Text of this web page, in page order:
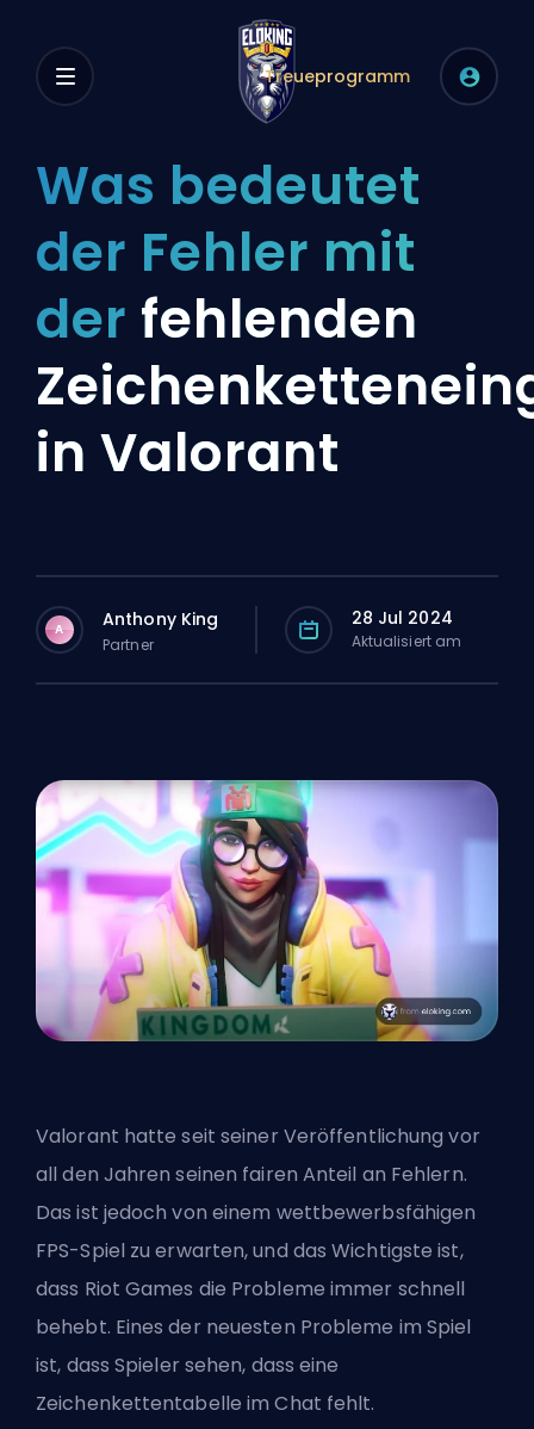
Treueprogramm
Was bedeutet
der Fehler mit
der fehlenden
in Valorant
A Anthony King
Partner
28 Jul 2024
Aktualisiert am
Valorant hatte seit seiner Veröffentlichung vor
all den Jahren seinen fairen Anteil an Fehlern.
Das ist jedoch von einem wettbewerbsfähigen
FPS-Spiel zu erwarten, und das Wichtigste ist,
dass Riot Games die Probleme immer schnell
behebt. Eines der neuesten Probleme im Spiel
ist, dass Spieler sehen, dass eine
Zeichenkettentabelle im Chat fehlt.